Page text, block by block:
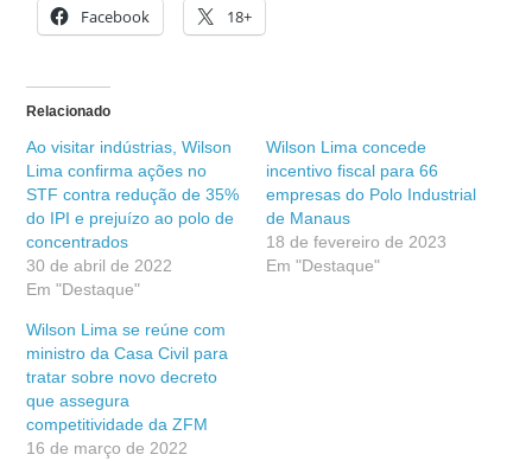
Facebook 18+
Relacionado
Ao visitar indústrias, Wilson
Lima confirma ações no
STF contra redução de 35%
do IPI e prejuízo ao polo de
concentrados
30 de abril de 2022
Em "Destaque"
Wilson Lima concede
incentivo fiscal para 66
empresas do Polo Industrial
de Manaus
18 de fevereiro de 2023
Em "Destaque"
Wilson Lima se reúne com
ministro da Casa Civil para
tratar sobre novo decreto
que assegura
competitividade da ZFM
16 de março de 2022